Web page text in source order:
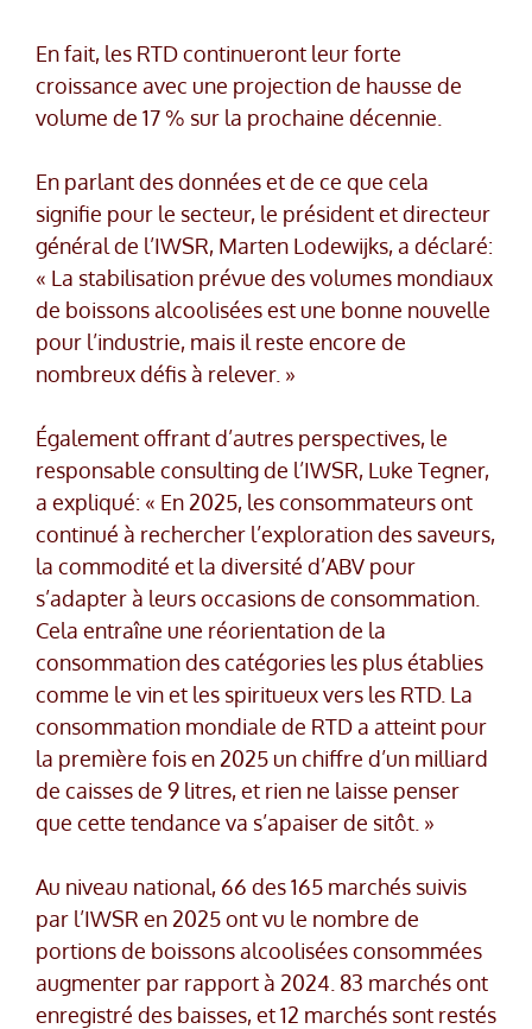
En fait, les RTD continueront leur forte
croissance avec une projection de hausse de
volume de 17 % sur la prochaine décennie.
En parlant des données et de ce que cela
signifie pour le secteur, le président et directeur
général de l’IWSR, Marten Lodewijks, a déclaré:
« La stabilisation prévue des volumes mondiaux
de boissons alcoolisées est une bonne nouvelle
pour l’industrie, mais il reste encore de
nombreux défis à relever. »
Également offrant d’autres perspectives, le
responsable consulting de l’IWSR, Luke Tegner,
a expliqué: « En 2025, les consommateurs ont
continué à rechercher l’exploration des saveurs,
la commodité et la diversité d’ABV pour
s’adapter à leurs occasions de consommation.
Cela entraîne une réorientation de la
consommation des catégories les plus établies
comme le vin et les spiritueux vers les RTD. La
consommation mondiale de RTD a atteint pour
la première fois en 2025 un chiffre d’un milliard
de caisses de 9 litres, et rien ne laisse penser
que cette tendance va s’apaiser de sitôt. »
Au niveau national, 66 des 165 marchés suivis
par l’IWSR en 2025 ont vu le nombre de
portions de boissons alcoolisées consommées
augmenter par rapport à 2024. 83 marchés ont
enregistré des baisses, et 12 marchés sont restés